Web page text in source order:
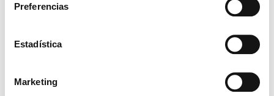
Preferencias
Estadística
Marketing
Contacto